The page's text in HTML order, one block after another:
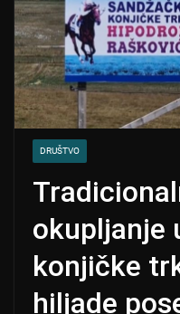
DRUŠTVO
okupljanje
konjičke
hiljade